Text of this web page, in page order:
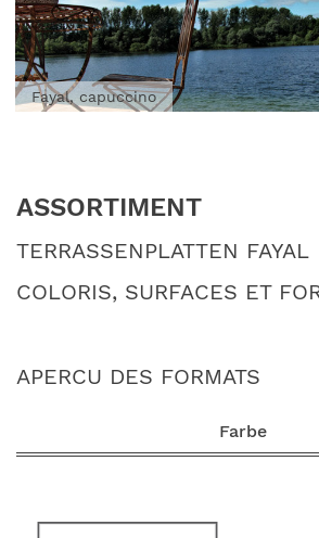
Fayal, capuccino
ASSORTIMENT
TERRASSENPLATTEN FAYAL
COLORIS, SURFACES ET
APERCU DES FORMATS
Farbe